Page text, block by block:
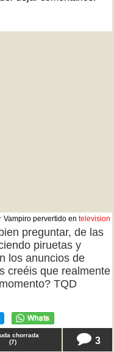
Vampiro pervertido en television
preguntar, de las
piruetas y
los anuncios de
creéis que realmente
TQD
chorrada
(7) 3